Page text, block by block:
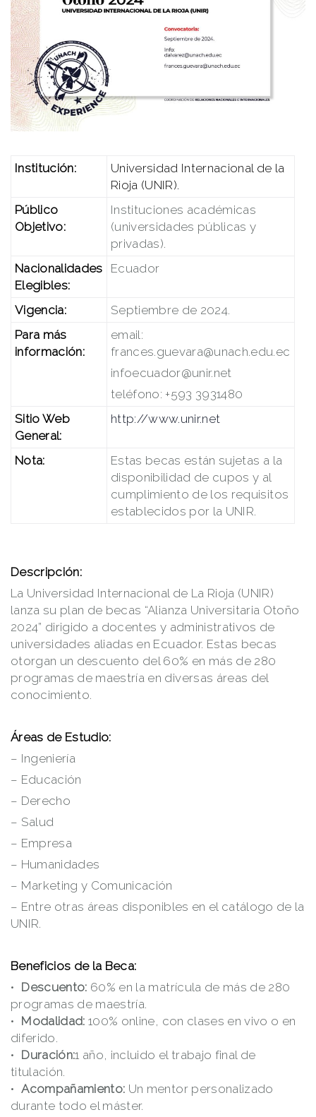
Institución:
Universidad Internacional de la
Rioja (UNIR).
Público
Objetivo:
Instituciones académicas
(universidades públicas y
privadas).
Nacionalidades
Elegibles:
Ecuador
Vigencia:
Septiembre de 2024.
Para más
información:
email:
frances.guevara@unach.edu.ec
infoecuador@unir.net
teléfono: +593 3931480
Sitio Web
General:
http://www.unir.net
Nota:
Estas becas están sujetas a la
disponibilidad de cupos y al
cumplimiento de los requisitos
establecidos por la UNIR.
Descripción:
La Universidad Internacional de La Rioja (UNIR)
lanza su plan de becas “Alianza Universitaria Otoño
2024” dirigido a docentes y administrativos de
universidades aliadas en Ecuador. Estas becas
otorgan un descuento del 60% en más de 280
programas de maestría en diversas áreas del
conocimiento.
Áreas de Estudio:
– Ingeniería
– Educación
– Derecho
– Salud
– Empresa
– Humanidades
– Marketing y Comunicación
– Entre otras áreas disponibles en el catálogo de la
UNIR.
Beneficios de la Beca:
Descuento: 60% en la matrícula de más de 280
programas de maestría.
Modalidad:100% online, con clases en vivo o en
diferido.
Duración:1 año, incluido el trabajo final de
titulación.
Acompañamiento: Un mentor personalizado
durante todo el máster.